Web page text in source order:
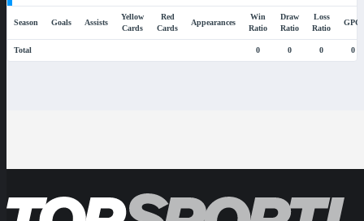
Season Goals Assists
Yellow
Cards
Red
Cards
Appearances
Win
Ratio
Draw
Ratio
Loss
Ratio
GPG
Total 0 0 0 0